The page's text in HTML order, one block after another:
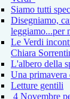
Siamo tutti
Disegniamo,
leggiamo...per
Le Verdi
Chiara
L'albero della
Una primavera
Letture gentili
4 Novembre